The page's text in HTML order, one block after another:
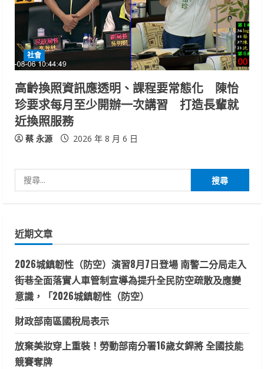
社會
高齡換照資訊應透明、課程要常態化 陳怡
珍要求每月至少開辦一次講習 打造長輩就
近換照服務
蔡 永源 2026 年 8 月 6 日
尋
字:
近期文章
2026城鎮韌性（防空）演習8月7日登場 南警二分局走入
街巷全面落實人車管制宣導為提升全民防空疏散及應變
意識，「2026城鎮韌性（防空）
財政部南區國稅局表示
放棄美妝穿上重裝！勞動部南分署16歲女銲將 全國技能
競賽奪牌